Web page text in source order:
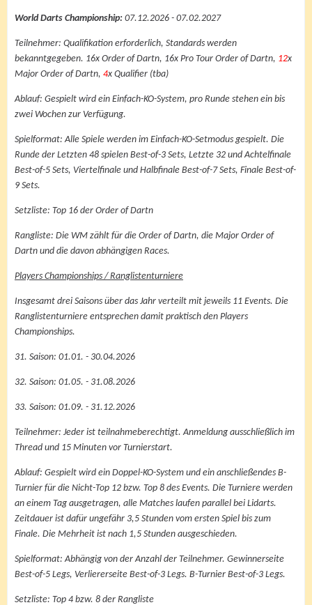
World Darts Championship: 07.12.2026 - 07.02.2027
Teilnehmer: Qualifikation erforderlich, Standards werden
bekanntgegeben. 16x Order of Dartn, 16x Pro Tour Order of Dartn, 12x
Major Order of Dartn, 4x Qualifier (tba)
Ablauf: Gespielt wird ein Einfach-KO-System, pro Runde stehen ein bis
zwei Wochen zur Verfügung.
Spielformat: Alle Spiele werden im Einfach-KO-Setmodus gespielt. Die
Runde der Letzten 48 spielen Best-of-3 Sets, Letzte 32 und Achtelfinale
Best-of-5 Sets, Viertelfinale und Halbfinale Best-of-7 Sets, Finale Best-of-
9 Sets.
Setzliste: Top 16 der Order of Dartn
Rangliste: Die WM zählt für die Order of Dartn, die Major Order of
Dartn und die davon abhängigen Races.
Players Championships / Ranglistenturniere
Insgesamt drei Saisons über das Jahr verteilt mit jeweils 11 Events. Die
Ranglistenturniere entsprechen damit praktisch den Players
Championships.
31. Saison: 01.01. - 30.04.2026
32. Saison: 01.05. - 31.08.2026
33. Saison: 01.09. - 31.12.2026
Teilnehmer: Jeder ist teilnahmeberechtigt. Anmeldung ausschließlich im
Thread und 15 Minuten vor Turnierstart.
Ablauf: Gespielt wird ein Doppel-KO-System und ein anschließendes B-
Turnier für die Nicht-Top 12 bzw. Top 8 des Events. Die Turniere werden
an einem Tag ausgetragen, alle Matches laufen parallel bei Lidarts.
Zeitdauer ist dafür ungefähr 3,5 Stunden vom ersten Spiel bis zum
Finale. Die Mehrheit ist nach 1,5 Stunden ausgeschieden.
Spielformat: Abhängig von der Anzahl der Teilnehmer. Gewinnerseite
Best-of-5 Legs, Verliererseite Best-of-3 Legs. B-Turnier Best-of-3 Legs.
Setzliste: Top 4 bzw. 8 der Rangliste